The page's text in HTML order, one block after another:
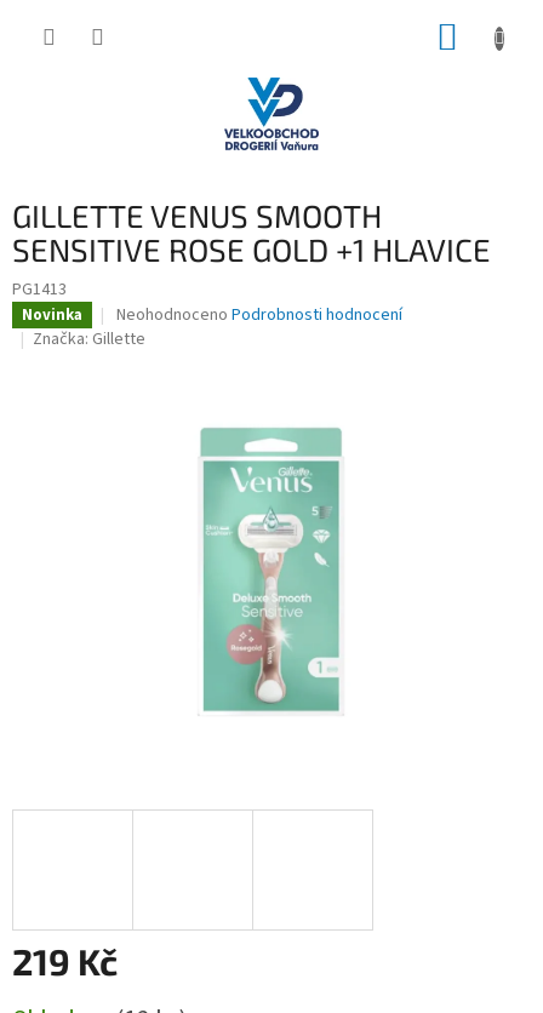
GILLETTE VENUS SMOOTH
SENSITIVE ROSE GOLD +1 HLAVICE
PG1413
Novinka
Průměrné
hodnocení
Neohodnoceno Podrobnosti hodnocení
Značka: Gillette
219 Kč